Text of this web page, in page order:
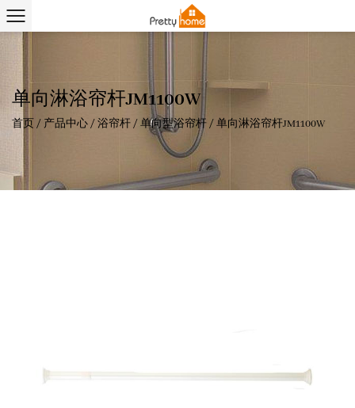
单向淋浴帘杆JM1100W
首页 / 产品中心/浴帘杆/单向型浴帘杆/单向淋浴帘杆JM1100W